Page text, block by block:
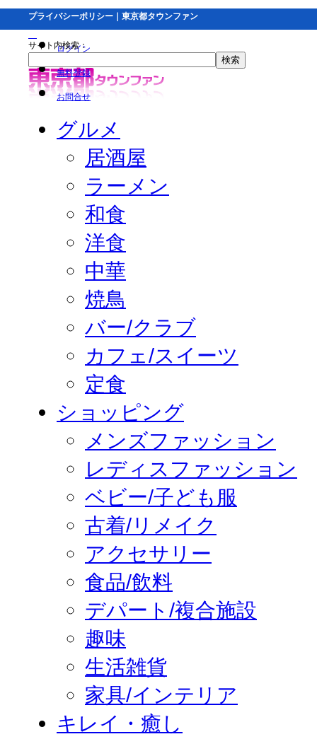
プライバシーポリシー｜東京都タウンファン
ログイン
無料登録
お問合せ
サイト内検索：
グルメ
居酒屋
ラーメン
和食
洋食
中華
焼鳥
バー/クラブ
カフェ/スイーツ
定食
ショッピング
メンズファッション
レディスファッション
ベビー/子ども服
古着/リメイク
アクセサリー
食品/飲料
デパート/複合施設
趣味
生活雑貨
家具/インテリア
キレイ・癒し